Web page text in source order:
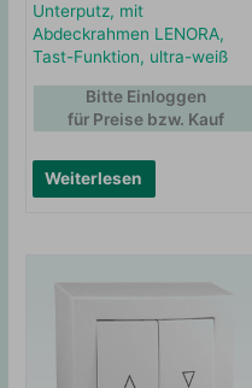
Unterputz, mit
Abdeckrahmen LENORA,
Tast-Funktion, ultra-weiß
Weiterlesen
Bitte Einloggen
für Preise bzw. Kauf